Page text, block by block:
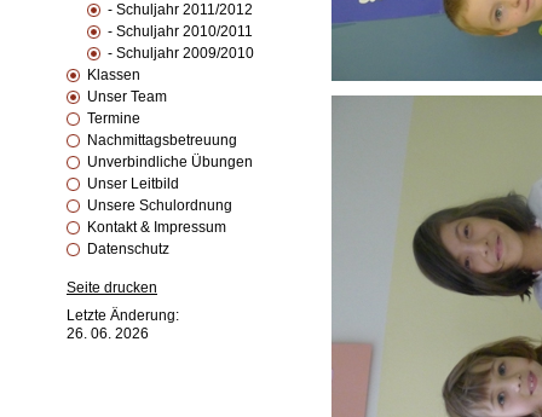
- Schuljahr 2011/2012
- Schuljahr 2010/2011
- Schuljahr 2009/2010
Klassen
Unser Team
Termine
Nachmittagsbetreuung
Unverbindliche Übungen
Unser Leitbild
Unsere Schulordnung
Kontakt & Impressum
Datenschutz
Seite drucken
Letzte Änderung:
26. 06. 2026